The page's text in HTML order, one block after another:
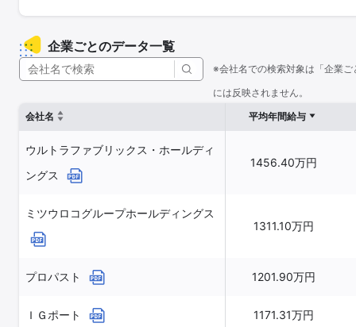
企業ごとのデータ一覧
※会社名での検索対象は「企業
には反映されません。
会社名
平均年間給与
ウルトラファブリックス・ホールディ
ングス
1456.40万円
ミツウロコグループホールディングス
1311.10万円
プロパスト 1201.90万円
ＩＧポート 1171.31万円